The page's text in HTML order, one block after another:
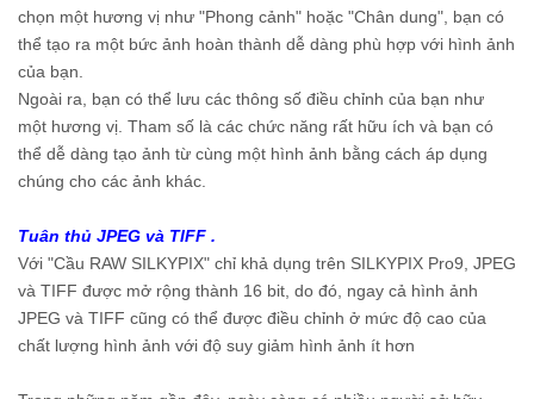
chọn một hương vị như "Phong cảnh" hoặc "Chân dung", bạn có
thể tạo ra một bức ảnh hoàn thành dễ dàng phù hợp với hình ảnh
của bạn.
Ngoài ra, bạn có thể lưu các thông số điều chỉnh của bạn như
một hương vị. Tham số là các chức năng rất hữu ích và bạn có
thể dễ dàng tạo ảnh từ cùng một hình ảnh bằng cách áp dụng
chúng cho các ảnh khác.
Tuân thủ JPEG và TIFF .
Với "Cầu RAW SILKYPIX" chỉ khả dụng trên SILKYPIX Pro9, JPEG
và TIFF được mở rộng thành 16 bit, do đó, ngay cả hình ảnh
JPEG và TIFF cũng có thể được điều chỉnh ở mức độ cao của
chất lượng hình ảnh với độ suy giảm hình ảnh ít hơn